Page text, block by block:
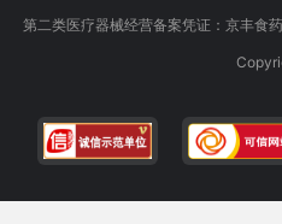
第二类医疗器械经营备案凭证：京丰食